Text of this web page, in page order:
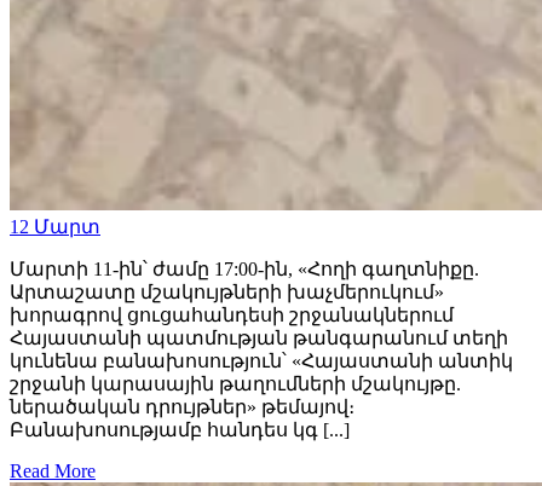
12 Մարտ
Մարտի 11-ին՝ ժամը 17:00-ին, «Հողի գաղտնիքը.
Արտաշատը մշակույթների խաչմերուկում»
խորագրով ցուցահանդեսի շրջանակներում
Հայաստանի պատմության թանգարանում տեղի
կունենա բանախոսություն՝ «Հայաստանի անտիկ
շրջանի կարասային թաղումների մշակույթը.
ներածական դրույթներ» թեմայով։
Բանախոսությամբ հանդես կգ [...]
Read More